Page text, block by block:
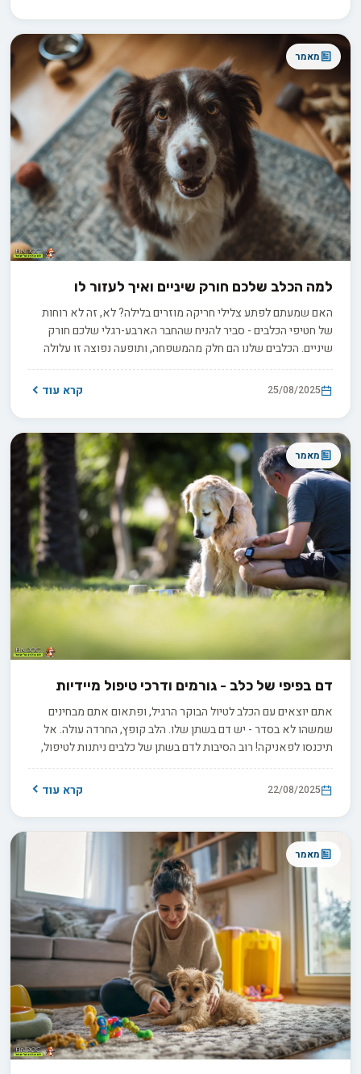
מאמר
למה הכלב שלכם חורק שיניים ואיך לעזור לו
האם שמעתם לפתע צלילי חריקה מוזרים בלילה? לא, זה לא רוחות
של חטיפי הכלבים - סביר להניח שהחבר הארבע-רגלי שלכם חורק
שיניים. הכלבים שלנו הם חלק מהמשפחה, ותופעה נפוצה זו עלולה
להעיד על אי נוחות רגשית או בעיה רפואית. בואו נלמד לזהות את
הסימנים ולטפל בה.
25/08/2025 קרא עוד
מאמר
דם בפיפי של כלב - גורמים ודרכי טיפול מיידיות
אתם יוצאים עם הכלב לטיול הבוקר הרגיל, ופתאום אתם מבחינים
שמשהו לא בסדר - יש דם בשתן שלו. הלב קופץ, החרדה עולה. אל
תיכנסו לפאניקה! רוב הסיבות לדם בשתן של כלבים ניתנות לטיפול,
במיוחד עם התייחסות מהירה. בואו נבין יחד מה קורה ואיך לטפל.
22/08/2025 קרא עוד
מאמר